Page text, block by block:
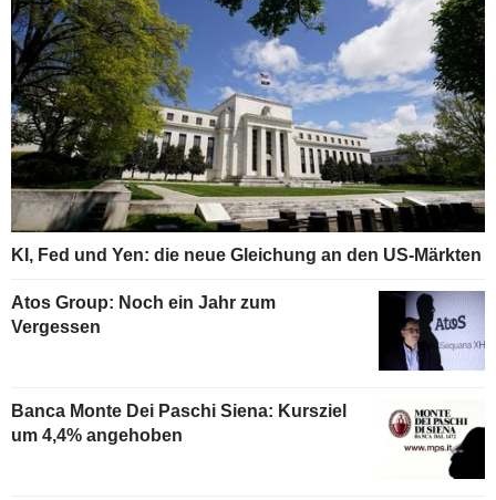
KI, Fed und Yen: die neue Gleichung an den US-Märkten
Atos Group: Noch ein Jahr zum
Vergessen
Banca Monte Dei Paschi Siena: Kursziel
um 4,4% angehoben